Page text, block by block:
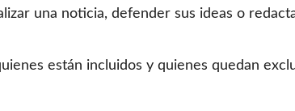
una noticia, defender sus ideas o
están incluidos y quienes quedan